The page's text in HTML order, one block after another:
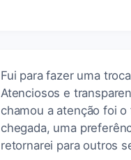
Fui para fazer uma
Atenciosos e
chamou a atenção foi
chegada, uma
retornarei para outros